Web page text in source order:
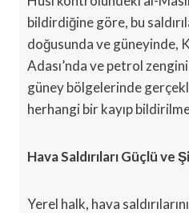
bildirdiğine göre, bu
doğusunda ve güneyinde,
Adası’nda ve petrol
güney bölgelerinde
herhangi bir kayıp
Hava Saldırıları Güçlü ve
Yerel halk, hava